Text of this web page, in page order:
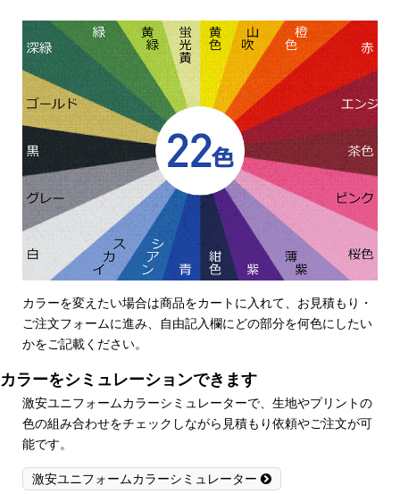
カラーを変えたい場合は商品をカートに入れて、お見積もり・
ご注文フォームに進み、自由記入欄にどの部分を何色にしたい
かをご記載ください。
カラーをシミュレーションできます
激安ユニフォームカラーシミュレーターで、生地やプリントの
色の組み合わせをチェックしながら見積もり依頼やご注文が可
能です。
激安ユニフォームカラーシミュレーター